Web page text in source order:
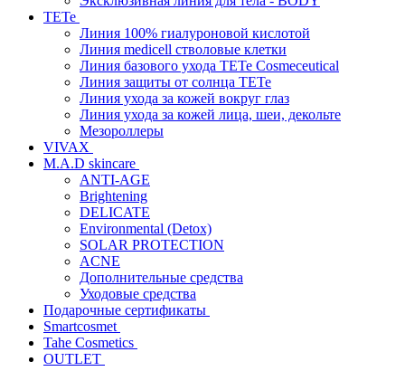
TETe
Линия 100% гиалуроновой кислотой
Линия medicell стволовые клетки
Линия базового ухода TETe Cosmeceutical
Линия защиты от солнца TETe
Линия ухода за кожей вокруг глаз
Линия ухода за кожей лица, шеи, декольте
Мезороллеры
VIVAX
M.A.D skincare
ANTI-AGE
Brightening
DELICATE
Environmental (Detox)
SOLAR PROTECTION
АCNE
Дополнительные средства
Уходовые средства
Подарочные сертификаты
Smartcosmet
Tahe Cosmetics
OUTLET